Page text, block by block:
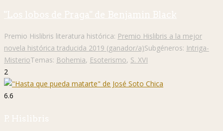
"Los lobos de Praga" de Benjamin Black
Premio Hislibris literatura histórica: Premio Hislibris a la mejor
novela histórica traducida 2019 (ganador/a)Subgéneros: Intriga-
MisterioTemas: Bohemia, Esoterismo, S. XVI
2
6.6
P. Hislibris